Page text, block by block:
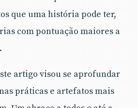
que uma história pode ter,
com pontuação maiores a
artigo visou se aprofundar
práticas e artefatos mais